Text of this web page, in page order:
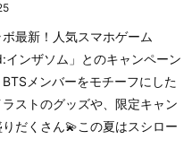
最新！人気スマホゲーム
インザソム」とのキャンペーン
BTSメンバーをモチーフにした
ストのグッズや、限定キャン
だくさん💫この夏はスシロー